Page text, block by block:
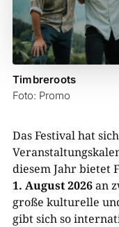
Timbreroots
Foto: Promo
Das Festival hat
diesem Jahr bietet
1. August 2026an
große kulturelle
gibt sich so